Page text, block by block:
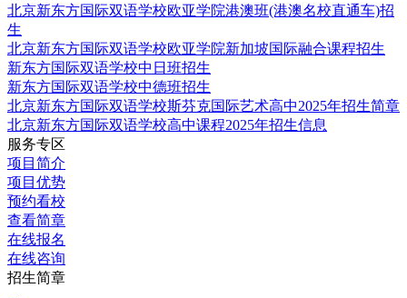
北京新东方国际双语学校欧亚学院港澳班(港澳名校直通车)招
生
北京新东方国际双语学校欧亚学院新加坡国际融合课程招生
新东方国际双语学校中日班招生
新东方国际双语学校中德班招生
北京新东方国际双语学校斯芬克国际艺术高中2025年招生简章
北京新东方国际双语学校高中课程2025年招生信息
服务专区
项目简介
项目优势
预约看校
查看简章
在线报名
在线咨询
招生简章